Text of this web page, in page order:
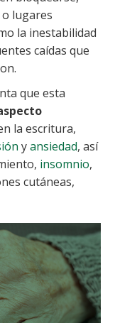
lugares
la inestabilidad
caídas que
que esta
la escritura,
yansiedad, así
insomnio,
cutáneas,